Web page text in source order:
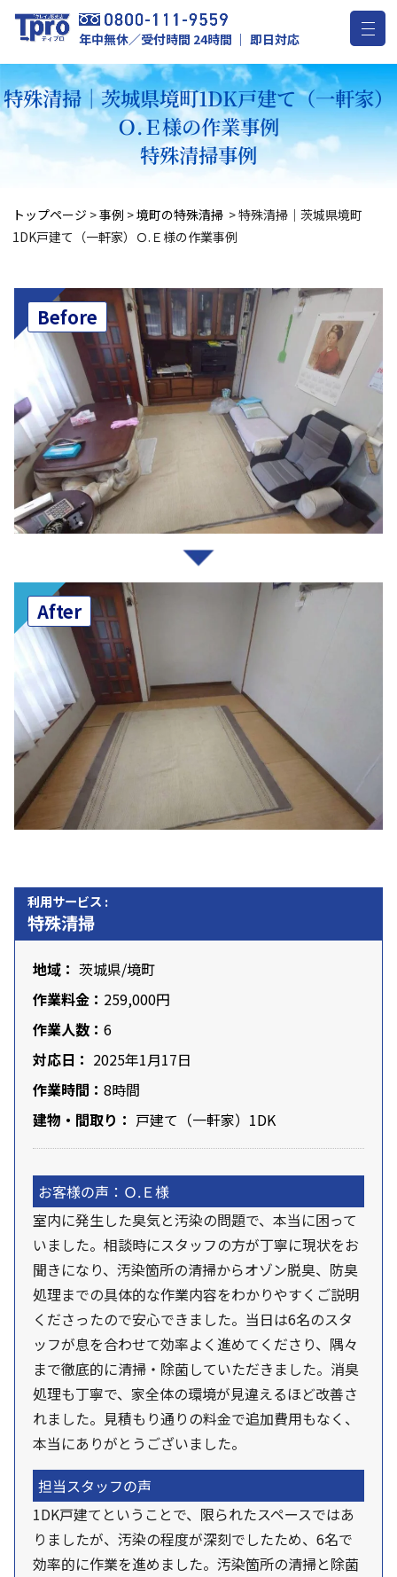
年中無休／受付時間 24時間 ｜ 即日対応
特殊清掃｜茨城県境町1DK戸建て（一軒家）
Ｏ.Ｅ様の作業事例
特殊清掃事例
トップページ >事例 >境町の特殊清掃 >特殊清掃｜茨城県境町
1DK戸建て（一軒家）Ｏ.Ｅ様の作業事例
Before
After
利用サービス :
特殊清掃
地域： 茨城県/境町
作業料金： 259,000円
作業人数： 6
対応日： 2025年1月17日
作業時間： 8時間
建物・間取り： 戸建て（一軒家）1DK
お客様の声：Ｏ.Ｅ様
室内に発生した臭気と汚染の問題で、本当に困って
いました。相談時にスタッフの方が丁寧に現状をお
聞きになり、汚染箇所の清掃からオゾン脱臭、防臭
処理までの具体的な作業内容をわかりやすくご説明
くださったので安心できました。当日は6名のスタ
ッフが息を合わせて効率よく進めてくださり、隅々
まで徹底的に清掃・除菌していただきました。消臭
処理も丁寧で、家全体の環境が見違えるほど改善さ
れました。見積もり通りの料金で追加費用もなく、
本当にありがとうございました。
担当スタッフの声
1DK戸建てということで、限られたスペースではあ
りましたが、汚染の程度が深刻でしたため、6名で
効率的に作業を進めました。汚染箇所の清掃と除菌